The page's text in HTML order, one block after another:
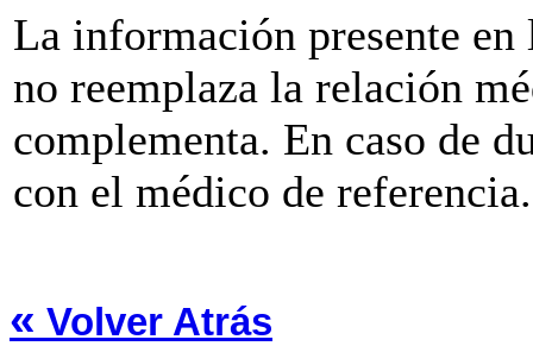
La información presente
no reemplaza la relación
complementa. En caso de
con el médico de referencia.
« Volver Atrás